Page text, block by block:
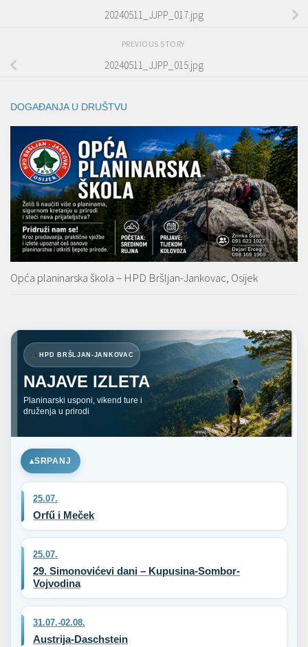
20240511_JJPP_017.jpg
PREVIOUS STORY
20240511_JJPP_015.jpg
DOGAĐANJA U DRUŠTVU
Opća planinarska škola – HPD Bršljan-Jankovac, Osijek
HPD BRŠLJAN-JANKOVAC
NAJAVE IZLETA
Planinarski usponi, vikend ture i
druženja u prirodi
SRPANJ
25.07.
Orfű i Meček
25.07.
29. Simonovićevi dani – Kupusina-Sombor-
Vojvodina
31.07.-02.08.
Austrija-Daschstein